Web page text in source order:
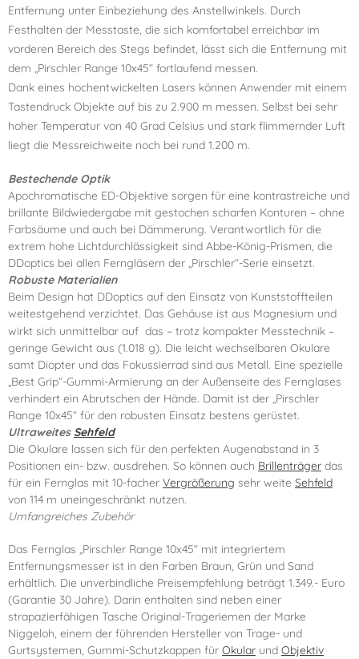
Entfernung unter Einbeziehung des Anstellwinkels. Durch
Festhalten der Messtaste, die sich komfortabel erreichbar im
vorderen Bereich des Stegs befindet, lässt sich die Entfernung mit
dem „Pirschler Range 10x45“ fortlaufend messen.
Dank eines hochentwickelten Lasers können Anwender mit einem
Tastendruck Objekte auf bis zu 2.900 m messen. Selbst bei sehr
hoher Temperatur von 40 Grad Celsius und stark flimmernder Luft
liegt die Messreichweite noch bei rund 1.200 m.
Bestechende Optik
Apochromatische ED-Objektive sorgen für eine kontrastreiche und
brillante Bildwiedergabe mit gestochen scharfen Konturen – ohne
Farbsäume und auch bei Dämmerung. Verantwortlich für die
extrem hohe Lichtdurchlässigkeit sind Abbe-König-Prismen, die
DDoptics bei allen Ferngläsern der „Pirschler“-Serie einsetzt.
Robuste Materialien
Beim Design hat DDoptics auf den Einsatz von Kunststoffteilen
weitestgehend verzichtet. Das Gehäuse ist aus Magnesium und
wirkt sich unmittelbar auf das – trotz kompakter Messtechnik –
geringe Gewicht aus (1.018 g). Die leicht wechselbaren Okulare
samt Diopter und das Fokussierrad sind aus Metall. Eine spezielle
„Best Grip“-Gummi-Armierung an der Außenseite des Fernglases
verhindert ein Abrutschen der Hände. Damit ist der „Pirschler
Range 10x45“ für den robusten Einsatz bestens gerüstet.
Ultraweites Sehfeld
Die Okulare lassen sich für den perfekten Augenabstand in 3
Positionen ein- bzw. ausdrehen. So können auch Brillenträger das
für ein Fernglas mit 10-facher Vergrößerung sehr weite Sehfeld
von 114 m uneingeschränkt nutzen.
Umfangreiches Zubehör
Das Fernglas „Pirschler Range 10x45“ mit integriertem
Entfernungsmesser ist in den Farben Braun, Grün und Sand
erhältlich. Die unverbindliche Preisempfehlung beträgt 1.349.- Euro
(Garantie 30 Jahre). Darin enthalten sind neben einer
strapazierfähigen Tasche Original-Trageriemen der Marke
Niggeloh, einem der führenden Hersteller von Trage- und
Gurtsystemen, Gummi-Schutzkappen für Okular und Objektiv